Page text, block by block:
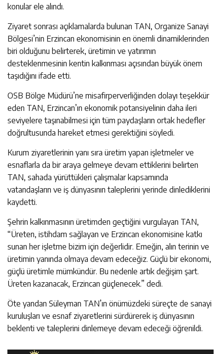
konular ele alındı.
Ziyaret sonrası açıklamalarda bulunan TAN, Organize Sanayi
Bölgesi’nin Erzincan ekonomisinin en önemli dinamiklerinden
biri olduğunu belirterek, üretimin ve yatırımın
desteklenmesinin kentin kalkınması açısından büyük önem
taşıdığını ifade etti.
OSB Bölge Müdürü’ne misafirperverliğinden dolayı teşekkür
eden TAN, Erzincan’ın ekonomik potansiyelinin daha ileri
seviyelere taşınabilmesi için tüm paydaşların ortak hedefler
doğrultusunda hareket etmesi gerektiğini söyledi.
Kurum ziyaretlerinin yanı sıra üretim yapan işletmeler ve
esnaflarla da bir araya gelmeye devam ettiklerini belirten
TAN, sahada yürüttükleri çalışmalar kapsamında
vatandaşların ve iş dünyasının taleplerini yerinde dinlediklerini
kaydetti.
Şehrin kalkınmasının üretimden geçtiğini vurgulayan TAN,
“Üreten, istihdam sağlayan ve Erzincan ekonomisine katkı
sunan her işletme bizim için değerlidir. Emeğin, alın terinin ve
üretimin yanında olmaya devam edeceğiz. Güçlü bir ekonomi,
güçlü üretimle mümkündür. Bu nedenle artık değişim şart.
Üreten kazanacak, Erzincan güçlenecek.” dedi.
Öte yandan Süleyman TAN’ın önümüzdeki süreçte de sanayi
kuruluşları ve esnaf ziyaretlerini sürdürerek iş dünyasının
beklenti ve taleplerini dinlemeye devam edeceği öğrenildi.